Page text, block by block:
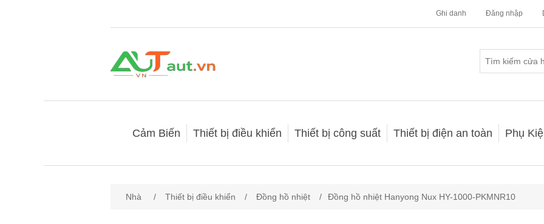
Ghi danh Đăng nhập
Cảm Biến Thiết bị điều khiển Thiết bị công suất Thiết bị điện an toàn Phụ
Nhà / Thiết bị điều khiển / Đồng hồ nhiệt / Đồng hồ nhiệt Hanyong Nux HY-1000-PKMNR10